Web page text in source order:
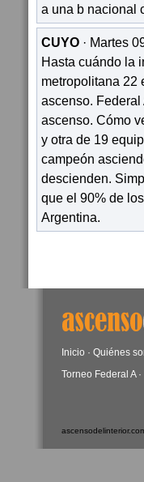
a una b nacional
CUYO · Martes
Hasta cuándo la
metropolitana 22
ascenso.
ascenso. Cómo
y otra de 19
campeón
descienden.
que el 90% de
Argentina.
Inicio · Quiénes
Torneo Federal A·